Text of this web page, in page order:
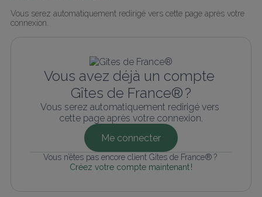
Vous serez automatiquement redirigé vers cette page après votre
connexion.
Vous avez déjà un compte
Gîtes de France® ?
Vous serez automatiquement redirigé vers
cette page après votre connexion.
Me connecter
Vous n’êtes pas encore client Gîtes de France® ?
Créez votre compte maintenant !